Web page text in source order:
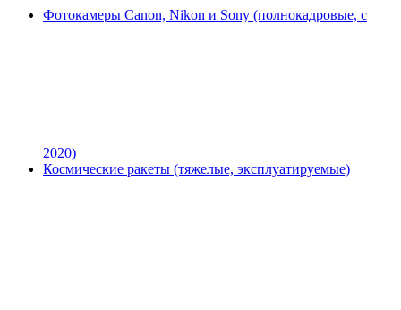
Фотокамеры Canon, Nikon и Sony (полнокадровые, с
2020)
Космические ракеты (тяжелые, эксплуатируемые)